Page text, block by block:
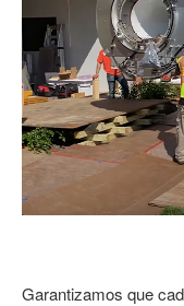
Garantizamos que